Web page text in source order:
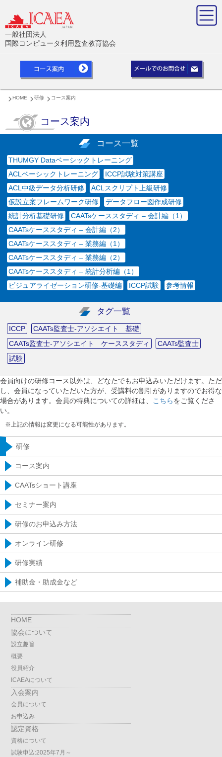
一般社団法人
国際コンピュータ利用監査教育協会
HOME 研修 コース案内
コース案内
コース一覧
THUMGY Dataベーシックトレーニング
ACLベーシックトレーニング
ICCP試験対策講座
ACL中級データ分析研修
ACLスクリプト上級研修
仮説立案フレームワーク研修
データフロー図作成研修
統計分析基礎研修
CAATsケーススタディ – 会計編（1）
CAATsケーススタディ – 会計編（2）
CAATsケーススタディ – 業務編（1）
CAATsケーススタディ – 業務編（2）
CAATsケーススタディ – 統計分析編（1）
ビジュアライゼーション研修-基礎編
ICCP試験 参考情報
タグ一覧
ICCP
CAATs監査士-アソシエイト 基礎
CAATs監査士-アソシエイト ケーススタディ
CAATs監査士
試験
会員向けの研修コース以外は、どなたでもお申込みいただけます。ただ
し、会員になっていただいた方が、受講料の割引がありますのでお得な
場合があります。会員の特典についての詳細は、
こちらをご覧くださ
い。
※上記の情報は変更になる可能性があります。
研修
コース案内
CAATsショート講座
セミナー案内
研修のお申込み方法
オンライン研修
研修実績
補助金・助成金など
HOME
協会について
設立趣旨
概要
役員紹介
ICAEAについて
入会案内
会員について
お申込み
認定資格
資格について
試験申込:2025年7月～